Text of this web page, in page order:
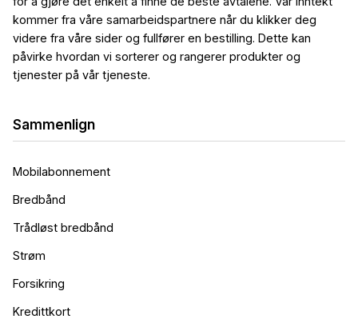
kommer fra våre samarbeidspartnere når du klikker deg
videre fra våre sider og fullfører en bestilling. Dette kan
påvirke hvordan vi sorterer og rangerer produkter og
tjenester på vår tjeneste.
Sammenlign
Mobilabonnement
Bredbånd
Trådløst bredbånd
Strøm
Forsikring
Kredittkort